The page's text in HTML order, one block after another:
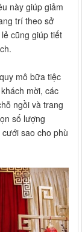
này giúp giảm
trí theo sở
cũng giúp tiết
mô bữa tiệc
mời, các
ngồi và trang
số lượng
sao cho phù